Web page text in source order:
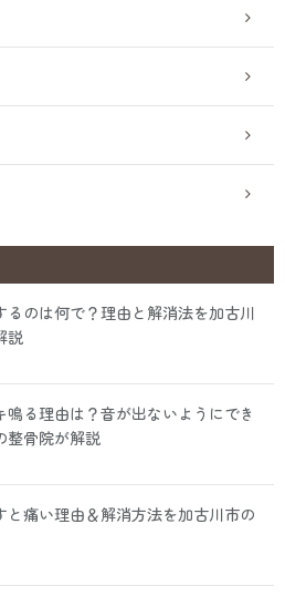
るのは何で？理由と解消法を加古川
説
鳴る理由は？音が出ないようにでき
整骨院が解説
と痛い理由＆解消方法を加古川市の